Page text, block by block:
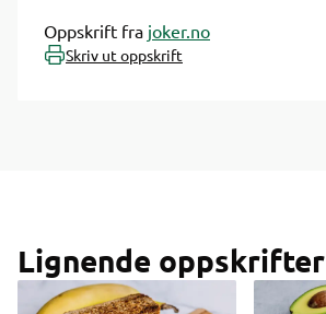
Oppskrift fra joker.no
Skriv ut oppskrift
Lignende oppskrifter